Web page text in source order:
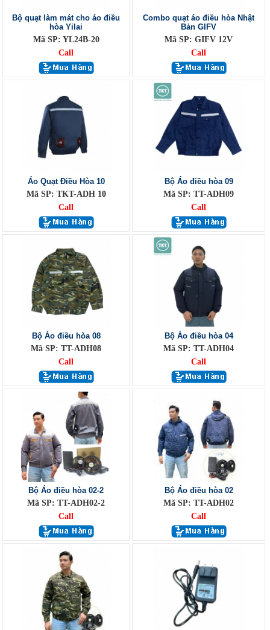
Bộ quạt làm mát cho áo điều
hòa Yilai
Mã SP: YL24B-20
Call
Combo quạt áo điều hòa Nhật
Bản GIFV
Mã SP: GIFV 12V
Call
Áo Quạt Điều Hòa 10
Mã SP: TKT-ADH 10
Call
Bộ Áo điều hòa 09
Mã SP: TT-ADH09
Call
Bộ Áo điều hòa 08
Mã SP: TT-ADH08
Call
Bộ Áo điều hòa 04
Mã SP: TT-ADH04
Call
Bộ Áo điều hòa 02-2
Mã SP: TT-ADH02-2
Call
Bộ Áo điều hòa 02
Mã SP: TT-ADH02
Call